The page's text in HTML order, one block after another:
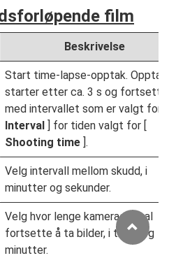
film
Beskrivelse
Start time-lapse-opptak.
starter etter ca. 3 s og
med intervallet som er valgt for [
Interval ] for tiden valgt for [
Shooting time ].
Velg intervall mellom skudd, i
minutter og sekunder.
Velg hvor lenge kameraet skal
fortsette å ta bilder, i timer og
minutter.